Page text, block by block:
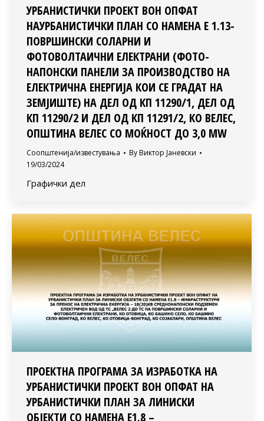
УРБАНИСТИЧКИ ПРОЕКТ ВОН ОПФАТ
НАУРБАНИСТИЧКИ ПЛАН СО НАМЕНА Е 1.13-
ПОВРШИНСКИ СОЛАРНИ И
ФОТОВОЛТАИЧНИ ЕЛЕКТРАНИ (ФОТО-
НАПОНСКИ ПАНЕЛИ ЗА ПРОИЗВОДСТВО НА
ЕЛЕКТРИЧНА ЕНЕРГИЈА КОИ СЕ ГРАДАТ НА
ЗЕМЈИШТЕ) НА ДЕЛ ОД КП 11290/1, ДЕЛ ОД
КП 11290/2 И ДЕЛ ОД КП 11291/2, КО ВЕЛЕС,
ОПШТИНА ВЕЛЕС СО МОЌНОСТ ДО 3,0 MW
Соопштенија/известувања By Виктор Јаневски
19/03/2024
Графички дел
ПРОЕКТНА ПРОГРАМА ЗА ИЗРАБОТКА НА
УРБАНИСТИЧКИ ПРОЕКТ ВОН ОПФАТ НА
УРБАНИСТИЧКИ ПЛАН ЗА ЛИНИСКИ
ОБЈЕКТИ СО НАМЕНА Е1.8 –